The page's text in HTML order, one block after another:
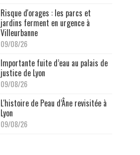
Risque d'orages : les parcs et
jardins ferment en urgence à
Villeurbanne
09/08/26
Importante fuite d’eau au palais de
justice de Lyon
09/08/26
L'histoire de Peau d’Âne revisitée à
Lyon
09/08/26